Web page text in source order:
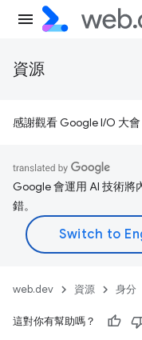
資源
感謝觀看 Google I/O 大會
Google 會運用 AI 技術將
錯。
web.dev 資源 身分
這對你有幫助嗎？